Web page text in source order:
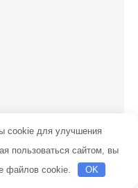
cookie для улучшения
пользоваться сайтом, вы
файлов cookie.
OK